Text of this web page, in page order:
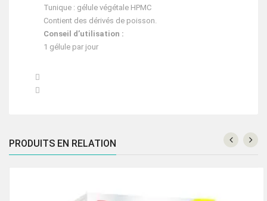
Tunique : gélule végétale HPMC
Contient des dérivés de poisson.
Conseil d’utilisation :
1 gélule par jour


PRODUITS EN RELATION